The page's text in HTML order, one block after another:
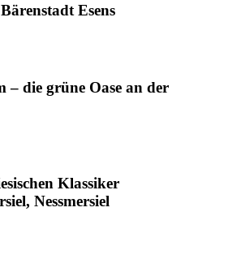
Esens
– die grüne Oase an der
Klassiker
, Nessmersiel